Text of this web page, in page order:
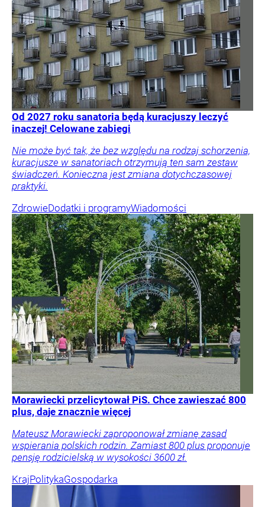
Od 2027 roku sanatoria będą kuracjuszy leczyć
inaczej! Celowane zabiegi
Nie może być tak, że bez względu na rodzaj schorzenia,
kuracjusze w sanatoriach otrzymują ten sam zestaw
świadczeń. Konieczna jest zmiana dotychczasowej
praktyki.
ZdrowieDodatki i programyWiadomości
Morawiecki przelicytował PiS. Chce zawieszać 800
plus, daje znacznie więcej
Mateusz Morawiecki zaproponował zmianę zasad
wspierania polskich rodzin. Zamiast 800 plus proponuje
pensję rodzicielską w wysokości 3600 zł.
KrajPolitykaGospodarka